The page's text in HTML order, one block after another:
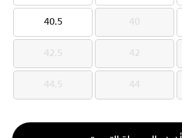
40
40
40.5
40.5
42
42
42.5
42.5
44
44
44.5
44.5